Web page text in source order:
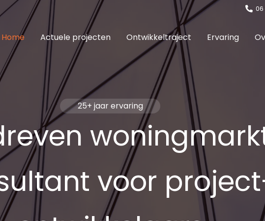
06
Home Actuele projecten Ontwikkeltraject Ervaring
25+ jaar ervaring
voor